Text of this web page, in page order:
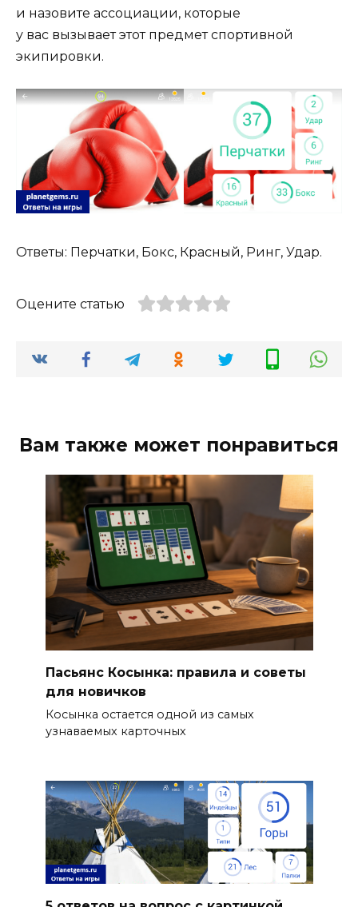
и назовите ассоциации, которые
у вас вызывает этот предмет спортивной
экипировки.
Ответы: Перчатки, Бокс, Красный, Ринг, Удар.
Оцените статью
Вам также может понравиться
Пасьянс Косынка: правила и советы
для новичков
Косынка остается одной из самых
узнаваемых карточных